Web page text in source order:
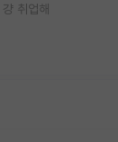
취업해